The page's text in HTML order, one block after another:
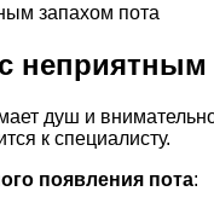
запахом пота
неприятным
душ и
к специалисту.
появления пота: